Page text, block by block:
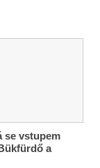
se vstupem
a